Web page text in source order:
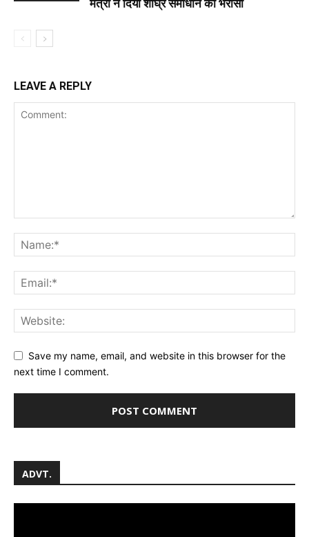
मंत्री ने दिया शीघ्र समाधान का भरोसा
LEAVE A REPLY
Save my name, email, and website in this browser for the
next time I comment.
ADVT.